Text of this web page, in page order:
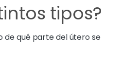
tipos?
de qué parte del útero se